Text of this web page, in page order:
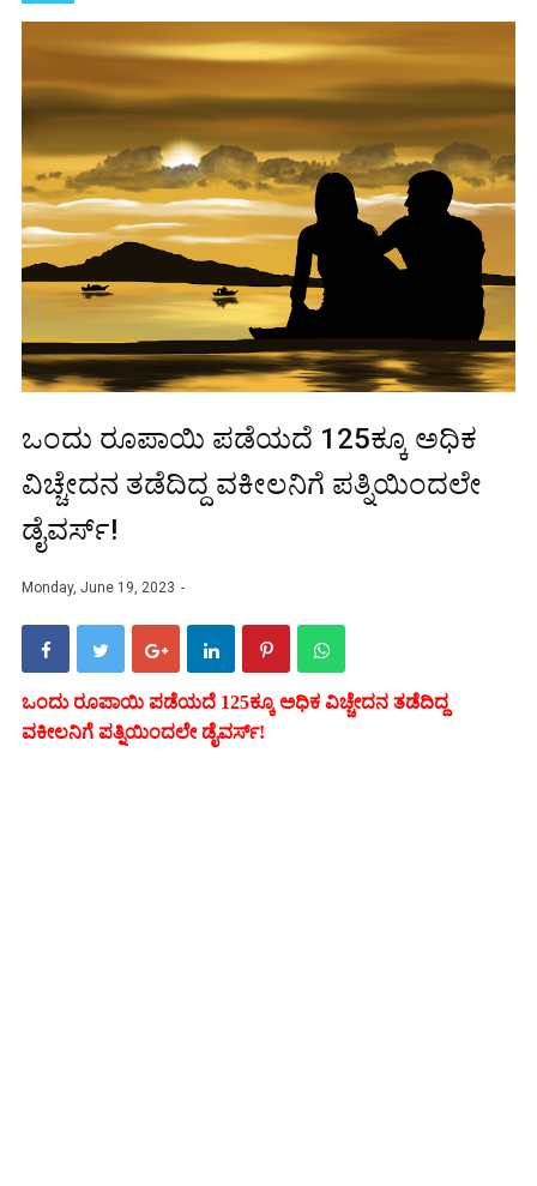
ಒಂದು ರೂಪಾಯಿ ಪಡೆಯದೆ 125ಕ್ಕೂ ಅಧಿಕ
ವಿಚ್ಚೇದನ ತಡೆದಿದ್ದ ವಕೀಲನಿಗೆ ಪತ್ನಿಯಿಂದಲೇ
ಡೈವರ್ಸ್!
Monday, June 19, 2023
ಒಂದು ರೂಪಾಯಿ ಪಡೆಯದೆ 125ಕ್ಕೂ ಅಧಿಕ ವಿಚ್ಚೇದನ ತಡೆದಿದ್ದ
ವಕೀಲನಿಗೆ ಪತ್ನಿಯಿಂದಲೇ ಡೈವರ್ಸ್!